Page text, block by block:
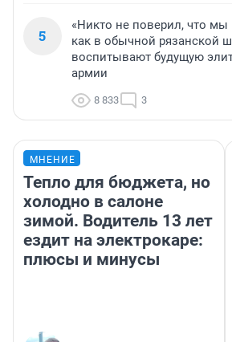
5
«Никто не поверил, что мы
как в обычной рязанской
воспитывают будущую
армии
8 833 3
МНЕНИЕ
Тепло для бюджета, но
холодно в салоне
зимой. Водитель 13 лет
ездит на электрокаре:
плюсы и минусы